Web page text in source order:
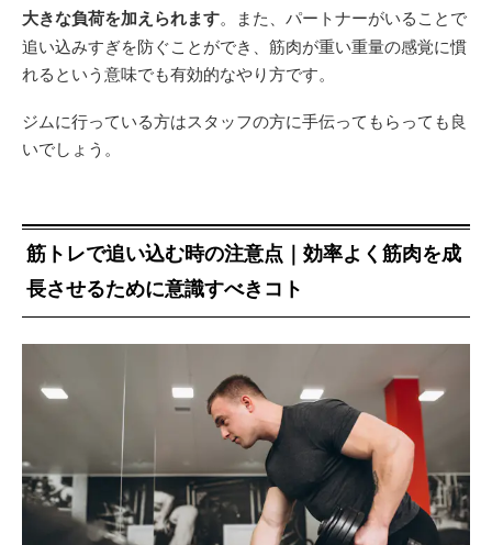
大きな負荷を加えられます。また、パートナーがいることで
追い込みすぎを防ぐことができ、筋肉が重い重量の感覚に慣
れるという意味でも有効的なやり方です。
ジムに行っている方はスタッフの方に手伝ってもらっても良
いでしょう。
筋トレで追い込む時の注意点｜効率よく筋肉を成
長させるために意識すべきコト